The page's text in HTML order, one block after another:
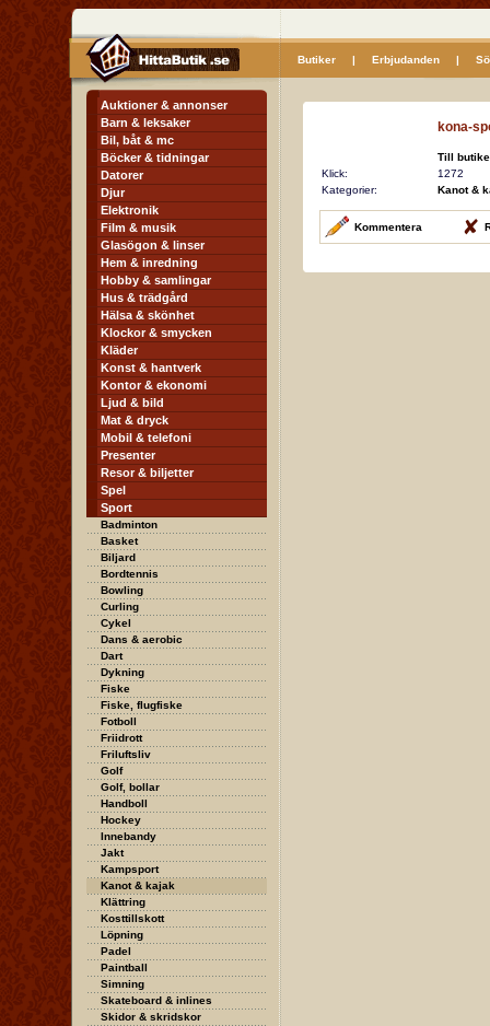
Butiker| Erbjudanden|
Auktioner & annonser
Barn & leksaker
Bil, båt & mc
Böcker & tidningar
Datorer
Djur
Elektronik
Film & musik
Glasögon & linser
Hem & inredning
Hobby & samlingar
Hus & trädgård
Hälsa & skönhet
Klockor & smycken
Kläder
Konst & hantverk
Kontor & ekonomi
Ljud & bild
Mat & dryck
Mobil & telefoni
Presenter
Resor & biljetter
Spel
Sport
Badminton
Basket
Biljard
Bordtennis
Bowling
Curling
Cykel
Dans & aerobic
Dart
Dykning
Fiske
Fiske, flugfiske
Fotboll
Friidrott
Friluftsliv
Golf
Golf, bollar
Handboll
Hockey
Innebandy
Jakt
Kampsport
Kanot & kajak
Klättring
Kosttillskott
Löpning
Padel
Paintball
Simning
Skateboard & inlines
Skidor & skridskor
kona-
Till
Klick:
1272
Kategorier:
Kanot &
Kommentera